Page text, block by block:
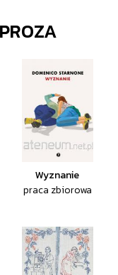
PROZA
Wyznanie
praca zbiorowa